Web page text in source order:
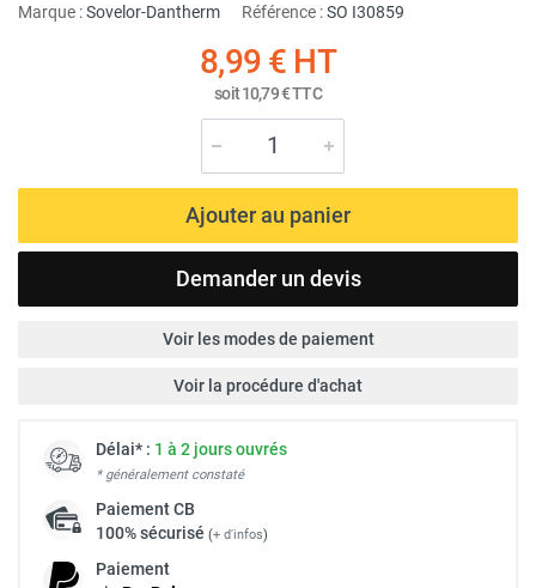
Marque :Sovelor-Dantherm Référence :SO I30859
8,99 € HT
soit10,79 €TTC
Ajouter au panier
Demander un devis
Voir les modes de paiement
Voir la procédure d'achat
Délai* : 1 à 2 jours ouvrés
* généralement constaté
PaiementCB
100% sécurisé (+ d'infos)
Paiement